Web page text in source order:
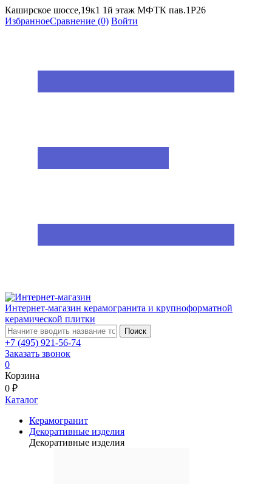
Каширское шоссе,19к1 1й этаж МФТК пав.1Р26
ИзбранноеСравнение (0) Войти
Интернет-магазин керамогранита и крупноформатной
керамической плитки
Поиск
+7 (495) 921-56-74
Заказать звонок
0
Корзина
0 ₽
Каталог
Керамогранит
Декоративные изделия
Декоративные изделия